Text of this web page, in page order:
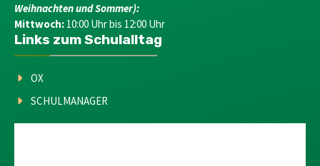
Weihnachten und Sommer):
Mittwoch: 10:00 Uhr bis 12:00 Uhr
Links zum Schulalltag
OX
SCHULMANAGER